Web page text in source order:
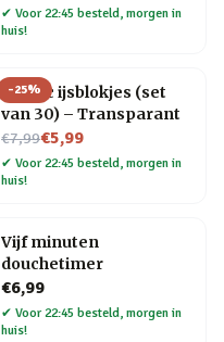
✔ Voor 22:45 besteld, morgen in
huis!
-25%
Plastic ijsblokjes (set
van 30) – Transparant
€7,99
Nu voor€5,99
✔ Voor 22:45 besteld, morgen in
huis!
Vijf minuten
douchetimer
€6,99
✔ Voor 22:45 besteld, morgen in
huis!